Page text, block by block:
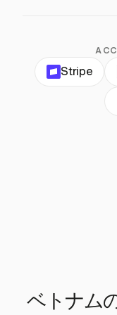
Stripe
ベトナム